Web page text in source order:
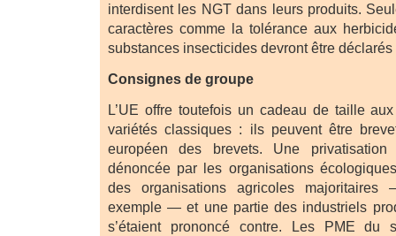
interdisent les NGT dans leurs produits.
caractères comme la tolérance aux
substances insecticides devront être déclarés
Consignes de groupe
L’UE offre toutefois un cadeau de taille
variétés classiques : ils peuvent être
européen des brevets. Une
dénoncée par les organisations
des organisations agricoles
exemple — et une partie des industriels
s’étaient prononcé contre. Les PME du